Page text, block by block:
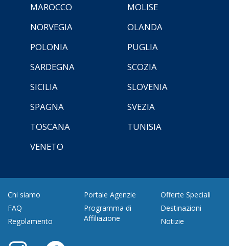
MAROCCO
MOLISE
NORVEGIA
OLANDA
POLONIA
PUGLIA
SARDEGNA
SCOZIA
SICILIA
SLOVENIA
SPAGNA
SVEZIA
TOSCANA
TUNISIA
VENETO
Chi siamo
FAQ
Regolamento
Portale Agenzie
Programma di
Affiliazione
Offerte Speciali
Destinazioni
Notizie